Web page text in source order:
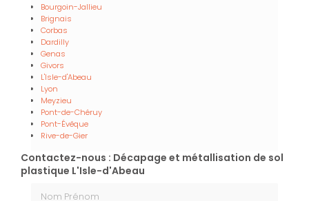
Bourgoin-Jallieu
Brignais
Corbas
Dardilly
Genas
Givors
L'Isle-d'Abeau
Lyon
Meyzieu
Pont-de-Chéruy
Pont-Évêque
Rive-de-Gier
Contactez-nous : Décapage et métallisation de sol
plastique L'Isle-d'Abeau